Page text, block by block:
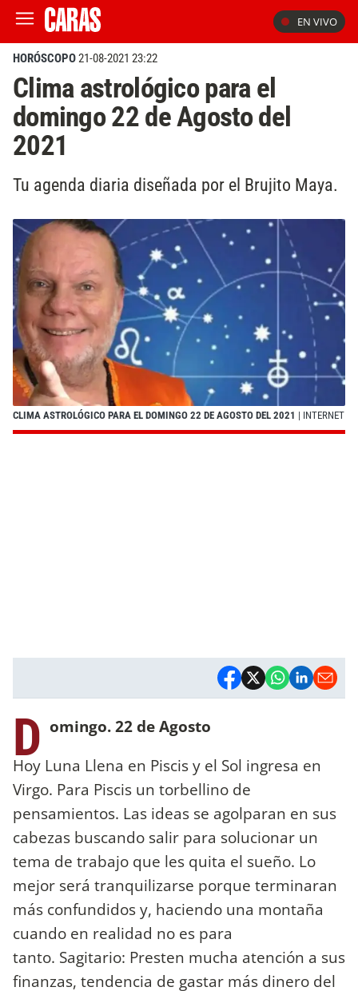
EN VIVO
HORÓSCOPO21-08-2021 23:22
Clima astrológico para el
domingo 22 de Agosto del
2021
Tu agenda diaria diseñada por el Brujito Maya.
CLIMA ASTROLÓGICO PARA EL DOMINGO 22 DE AGOSTO DEL 2021 | INTERNET
D omingo. 22 de Agosto
Hoy Luna Llena en Piscis y el Sol ingresa en
Virgo. Para Piscis un torbellino de
pensamientos. Las ideas se agolparan en sus
cabezas buscando salir para solucionar un
tema de trabajo que les quita el sueño. Lo
mejor será tranquilizarse porque terminaran
más confundidos y, haciendo una montaña
cuando en realidad no es para
tanto. Sagitario: Presten mucha atención a sus
finanzas, tendencia de gastar más dinero del